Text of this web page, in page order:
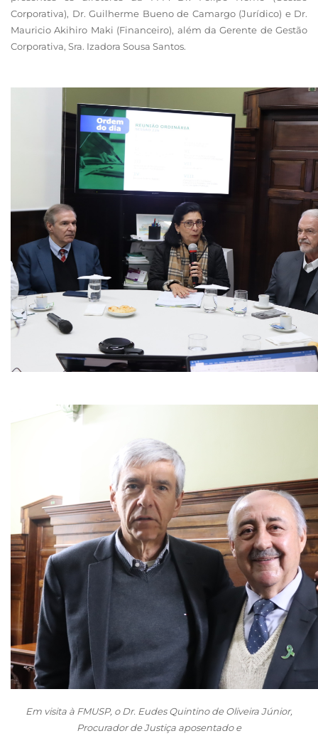
Corporativa), Dr. Guilherme Bueno de Camargo (Jurídico) e Dr.
Mauricio Akihiro Maki (Financeiro), além da Gerente de Gestão
Corporativa, Sra. Izadora Sousa Santos.
Em visita à FMUSP, o Dr. Eudes Quintino de Oliveira Júnior,
Procurador de Justiça aposentado e